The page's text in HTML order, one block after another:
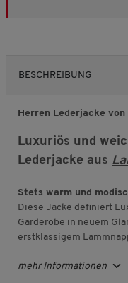
BESCHREIBUNG
Herren Lederjacke
Luxuriös und
Lederjacke aus
Stets warm und
Diese Jacke definiert
Garderobe in neuem
erstklassigem
anfühlt. In Kombination
mehr Informationen